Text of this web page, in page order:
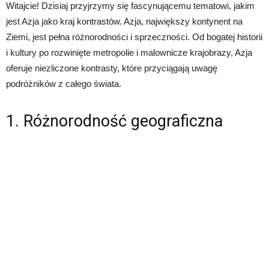
Witajcie! Dzisiaj przyjrzymy się fascynującemu tematowi, jakim
jest Azja jako kraj kontrastów. Azja, największy kontynent na
Ziemi, jest pełna różnorodności i sprzeczności. Od bogatej historii
i kultury po rozwinięte metropolie i malownicze krajobrazy, Azja
oferuje niezliczone kontrasty, które przyciągają uwagę
podróżników z całego świata.
1. Różnorodność geograficzna